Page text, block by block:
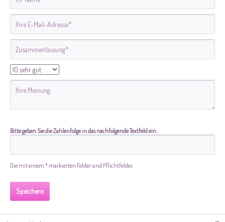
Bitte geben Sie die Zahlenfolge in das nachfolgende Textfeld ein.
Die mit einem * markierten Felder sind Pflichtfelder.
Speichern